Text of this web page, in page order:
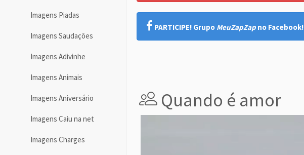
Imagens Piadas
Imagens Saudações
Imagens Adivinhe
Imagens Animais
Imagens Aniversário
Imagens Caiu na net
Imagens Charges
PARTICIPE! Grupo MeuZapZap no Facebook!
Quando é amor